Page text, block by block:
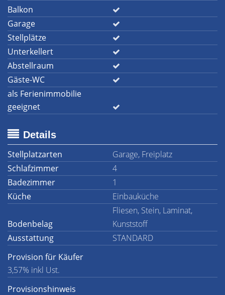
Balkon
Garage
Stellplätze
Unterkellert
Abstellraum
Gäste-WC
als Ferienimmobilie
geeignet
Details
Stellplatzarten
Garage, Freiplatz
Schlafzimmer
4
Badezimmer
1
Küche
Einbauküche
Bodenbelag
Fliesen, Stein, Laminat,
Kunststoff
Ausstattung
STANDARD
Provision für Käufer
3,57% inkl Ust.
Provisionshinweis